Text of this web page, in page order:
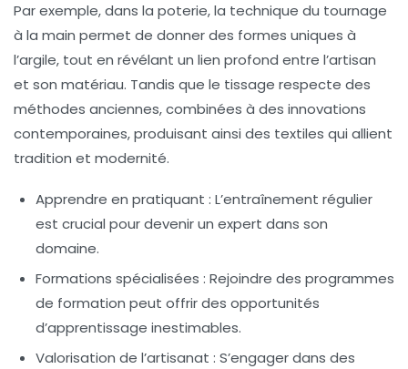
Par exemple, dans la poterie, la technique du tournage
à la main permet de donner des formes uniques à
l’argile, tout en révélant un lien profond entre l’artisan
et son matériau. Tandis que le tissage respecte des
méthodes anciennes, combinées à des innovations
contemporaines, produisant ainsi des textiles qui allient
tradition et modernité.
Apprendre en pratiquant : L’entraînement régulier
est crucial pour devenir un expert dans son
domaine.
Formations spécialisées : Rejoindre des programmes
de formation peut offrir des opportunités
d’apprentissage inestimables.
Valorisation de l’artisanat : S’engager dans des